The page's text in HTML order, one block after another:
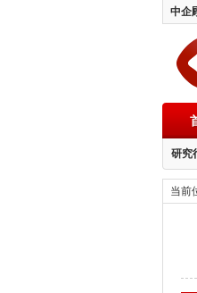
中企
中
研究
当前